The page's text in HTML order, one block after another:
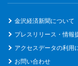
金沢経済新聞について
プレスリリース・情報
アクセスデータの利用
お問い合わせ